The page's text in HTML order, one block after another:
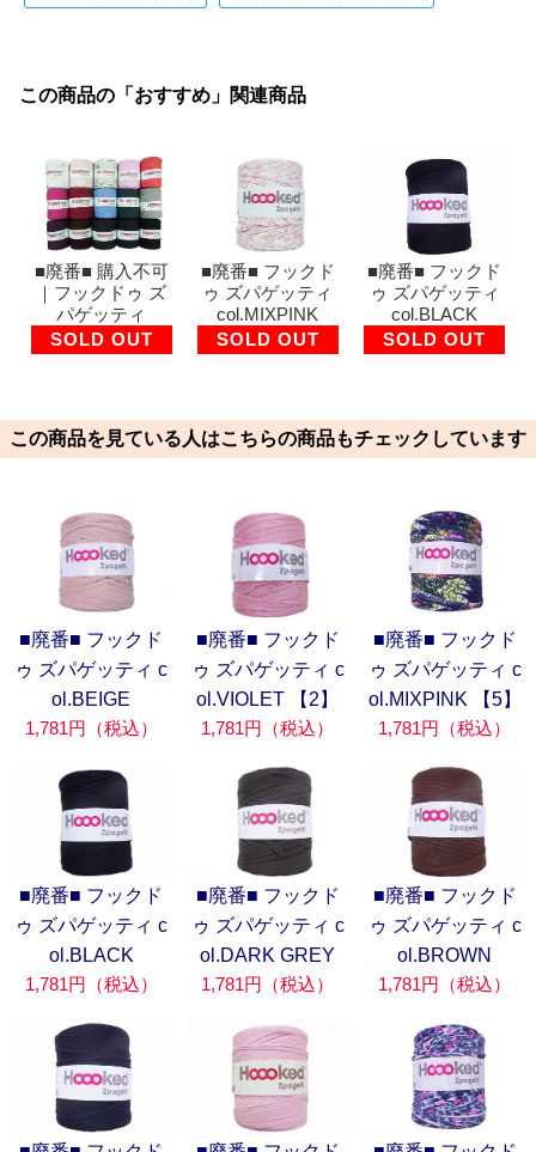
この商品の「おすすめ」関連商品
■廃番■ 購入不可
｜フックドゥ ズ
パゲッティ
SOLD OUT
■廃番■ フックド
ゥ ズパゲッティ
col.MIXPINK
SOLD OUT
■廃番■ フックド
ゥ ズパゲッティ
col.BLACK
SOLD OUT
この商品を見ている人はこちらの商品もチェックしています
■廃番■ フックド
ゥ ズパゲッティ c
ol.BEIGE
1,781円（税込）
■廃番■ フックド
ゥ ズパゲッティ c
ol.VIOLET 【2】
1,781円（税込）
■廃番■ フックド
ゥ ズパゲッティ c
ol.MIXPINK 【5】
1,781円（税込）
■廃番■ フックド
ゥ ズパゲッティ c
ol.BLACK
1,781円（税込）
■廃番■ フックド
ゥ ズパゲッティ c
ol.DARK GREY
1,781円（税込）
■廃番■ フックド
ゥ ズパゲッティ c
ol.BROWN
1,781円（税込）